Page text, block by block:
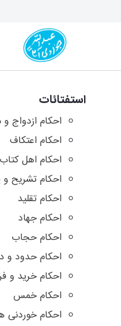
استفتائات
احکام ازدواج
احکام اعتکاف
احکام اهل کتاب
احکام تشریح و
احکام تقلید
احکام جهاد
احکام حجاب
احکام حدود و
احکام خرید و
احکام خمس
احکام خوردنی